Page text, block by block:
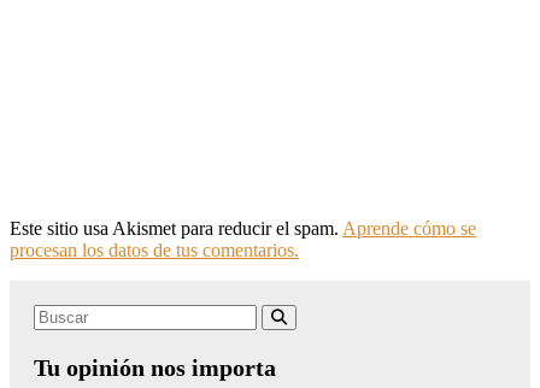
Este sitio usa Akismet para reducir el spam. Aprende cómo se
procesan los datos de tus comentarios.
Search
Tu opinión nos importa